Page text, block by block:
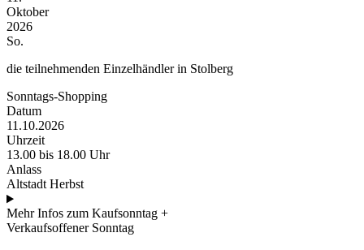
Oktober
2026
So.
die teilnehmenden Einzelhändler in Stolberg
Sonntags-Shopping
Datum
11.10.2026
Uhrzeit
13.00 bis 18.00 Uhr
Anlass
Altstadt Herbst
Mehr Infos zum Kaufsonntag +
Verkaufsoffener Sonntag